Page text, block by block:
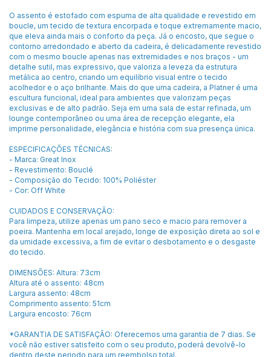
O assento é estofado com espuma de alta qualidade e revestido em
boucle, um tecido de textura encorpada e toque extremamente macio,
que eleva ainda mais o conforto da peça. Já o encosto, que segue o
contorno arredondado e aberto da cadeira, é delicadamente revestido
com o mesmo boucle apenas nas extremidades e nos braços - um
detalhe sutil, mas expressivo, que valoriza a leveza da estrutura
metálica ao centro, criando um equilíbrio visual entre o tecido
acolhedor e o aço brilhante. Mais do que uma cadeira, a Platner é uma
escultura funcional, ideal para ambientes que valorizam peças
exclusivas e de alto padrão. Seja em uma sala de estar refinada, um
lounge contemporâneo ou uma área de recepção elegante, ela
imprime personalidade, elegância e história com sua presença única.
ESPECIFICAÇÕES TÉCNICAS:
- Marca: Great Inox
- Revestimento: Bouclé
- Composição do Tecido: 100% Poliéster
- Cor: Off White
CUIDADOS E CONSERVAÇÃO:
Para limpeza, utilize apenas um pano seco e macio para remover a
poeira. Mantenha em local arejado, longe de exposição direta ao sol e
da umidade excessiva, a fim de evitar o desbotamento e o desgaste
do tecido.
DIMENSÕES: Altura: 73cm
Altura até o assento: 48cm
Largura assento: 48cm
Comprimento assento: 51cm
Largura encosto: 76cm
*GARANTIA DE SATISFAÇÃO: Oferecemos uma garantia de 7 dias. Se
você não estiver satisfeito com o seu produto, poderá devolvê-lo
dentro deste periodo para um reembolso total.